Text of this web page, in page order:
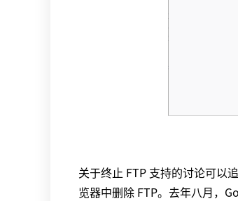
关于终止 FTP 支持的讨论可以
览器中删除 FTP。去年八月，